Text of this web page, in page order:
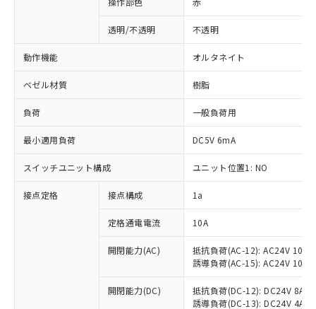
透明/不透明 不透明
動作機能 オルタネイト
ベゼル材質 樹脂
負荷 一般負荷用
最小適用負荷 DC5V 6mA
スイッチユニット構成 ユニット位置1: NO
接点定格 接点構成 1a
定格通電電流 10A
開閉能力(AC)
抵抗負荷(AC-12): AC24V 10A/
誘導負荷(AC-15): AC24V
開閉能力(DC)
抵抗負荷(DC-12): DC24V 8A/
誘導負荷(DC-13): DC24V 4A/
ご利用条件
対応済み：EU RoHS指令（10物質）の
非含有に対応した製品が提供可能な商品で
対応予定：EU RoHS指令（10物質）の非含
有に対応した製品に切り替える予定のある